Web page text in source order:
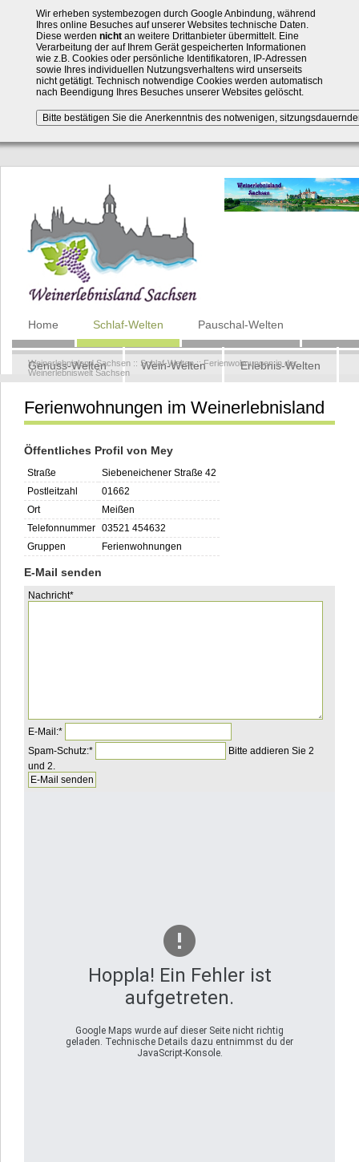
Wir erheben systembezogen durch Google Anbindung, während
Ihres online Besuches auf unserer Websites technische Daten.
Diese werden nichtan weitere Drittanbieter übermittelt. Eine
Verarbeitung der auf Ihrem Gerät gespeicherten Informationen
wie z.B. Cookies oder persönliche Identifikatoren, IP-Adressen
sowie Ihres individuellen Nutzungsverhaltens wird unserseits
nicht getätigt. Technisch notwendige Cookies werden automatisch
nach Beendigung Ihres Besuches unserer Websites gelöscht.
Navigation
überspringen
Home Schlaf-Welten Pauschal-Welten
Genuss-Welten Wein-Welten Erlebnis-Welten
Kontakt
Weinerlebnisland Sachsen :: Schlaf-Welten::Ferienwohnungen in der
Weinerlebniswelt Sachsen
Ferienwohnungen im Weinerlebnisland
Öffentliches Profil von Mey
Straße
Siebeneichener Straße 42
Postleitzahl
01662
Ort
Meißen
Telefonnummer 03521 454632
Gruppen
Ferienwohnungen
E-Mail senden
Pflichtfeld
Nachricht*
Pflichtfeld
E-Mail:*
Pflichtfeld
Spam-Schutz:*Bitte
rechnen
9
plus
Bitte addieren Sie 2
und 2.
Hoppla! Ein Fehler ist
aufgetreten.
Google Maps wurde auf dieser Seite nicht richtig
geladen. Technische Details dazu entnimmst du der
JavaScript-Konsole.